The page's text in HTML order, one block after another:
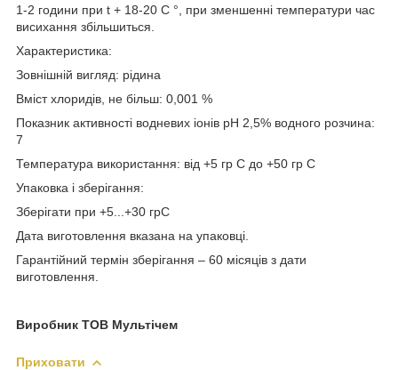
1-2 години при t + 18-20 C °, при зменшенні температури час
висихання збільшиться.
Характеристика:
Зовнішній вигляд: рідина
Вміст хлоридів, не більш: 0,001 %
Показник активності водневих іонів рН 2,5% водного розчина:
7
Температура використання: від +5 гр С до +50 гр С
Упаковка і зберігання:
Зберігати при +5...+30 грС
Дата виготовлення вказана на упаковці.
Гарантійний термін зберігання – 60 місяців з дати
виготовлення.
Виробник ТОВ Мультічем
Приховати